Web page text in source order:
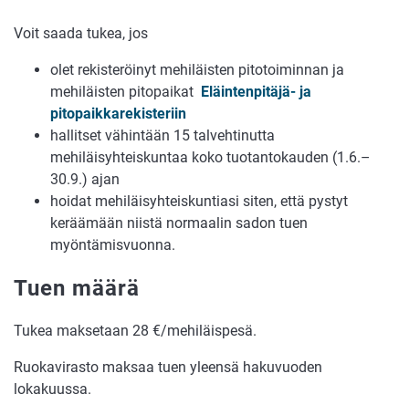
Voit saada tukea, jos
olet rekisteröinyt mehiläisten pitotoiminnan ja
mehiläisten pitopaikat Eläintenpitäjä- ja
pitopaikkarekisteriin
hallitset vähintään 15 talvehtinutta
mehiläisyhteiskuntaa koko tuotantokauden (1.6.–
30.9.) ajan
hoidat mehiläisyhteiskuntiasi siten, että pystyt
keräämään niistä normaalin sadon tuen
myöntämisvuonna.
Tuen määrä
Tukea maksetaan 28 €/mehiläispesä.
Ruokavirasto maksaa tuen yleensä hakuvuoden
lokakuussa.